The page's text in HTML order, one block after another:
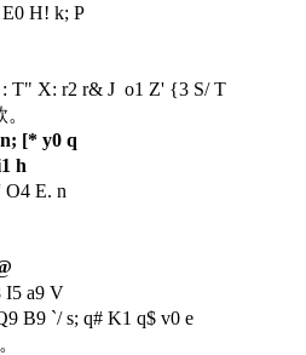
H! k; P
: T" X: r2 r& J o1 Z' {3 S/ T
[* y0 q
h
E. n
I5 a9 V
B9 `/ s; q# K1 q$ v0 e